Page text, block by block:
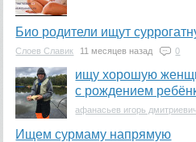
Био родители ищут
Слоев Славик 11 месяцев назад 0
ищу хорошую
с рождением
афанасьев игорь дмитриевич
Ищем сурмаму напрямую